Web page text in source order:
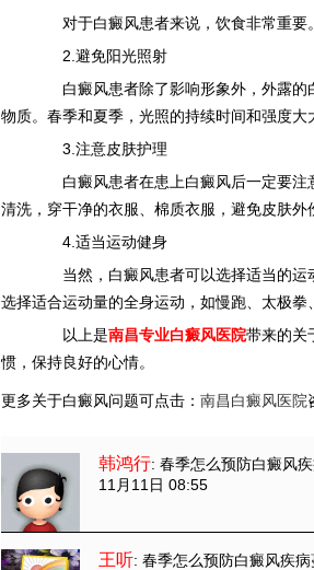
对于白癜风患者来说，饮食非常重要。
2.避免阳光照射
白癜风患者除了影响形象外，外露的
物质。春季和夏季，光照的持续时间和强度
3.注意皮肤护理
白癜风患者在患上白癜风后一定要注
清洗，穿干净的衣服、棉质衣服，避免皮肤外
4.适当运动健身
当然，白癜风患者可以选择适当的运
选择适合运动量的全身运动，如慢跑、太极拳
以上是南昌专业白癜风医院带来的关
惯，保持良好的心情。
更多关于白癜风问题可点击： 南昌白癜风医院
韩鸿行: 春季怎么预防白癜风
11月11日 08:55
王听: 春季怎么预防白癜风疾